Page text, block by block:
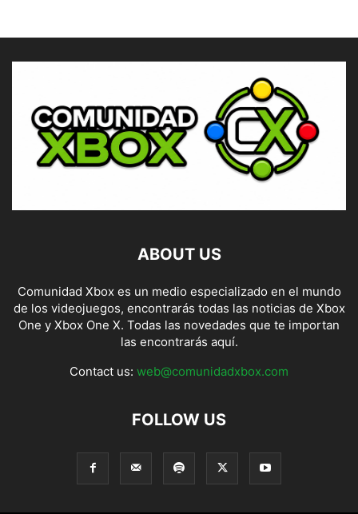
ABOUT US
Comunidad Xbox es un medio especializado en el mundo
de los videojuegos, encontrarás todas las noticias de Xbox
One y Xbox One X. Todas las novedades que te importan
las encontrarás aquí.
Contact us: web@comunidadxbox.com
FOLLOW US